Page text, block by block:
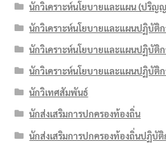
นักวิเคราะห์นโยบายและแผน (ปริญ
นักวิเคราะห์นโยบายและแผนปฏิบัติก
นักวิเคราะห์นโยบายและแผนปฏิบัติ
นักวิเคราะห์นโยบายและแผนปฏิบัติ
นักวิเทศสัมพันธ์
นักส่งเสริมการปกครองท้องถิ่น
นักส่งเสริมการปกครองท้องถิ่นปฏิบัติ